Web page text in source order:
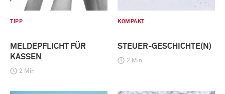
TIPP
MELDEPFLICHT FÜR
KASSEN
2 Min
KOMPAKT
STEUER-GESCHICHTE(N)
2 Min